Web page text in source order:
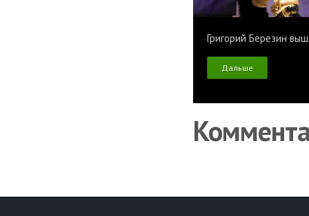
Григорий Березин
Дальше